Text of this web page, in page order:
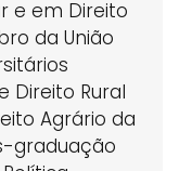
e em Direito
da União
Direito Rural
Agrário da
graduação